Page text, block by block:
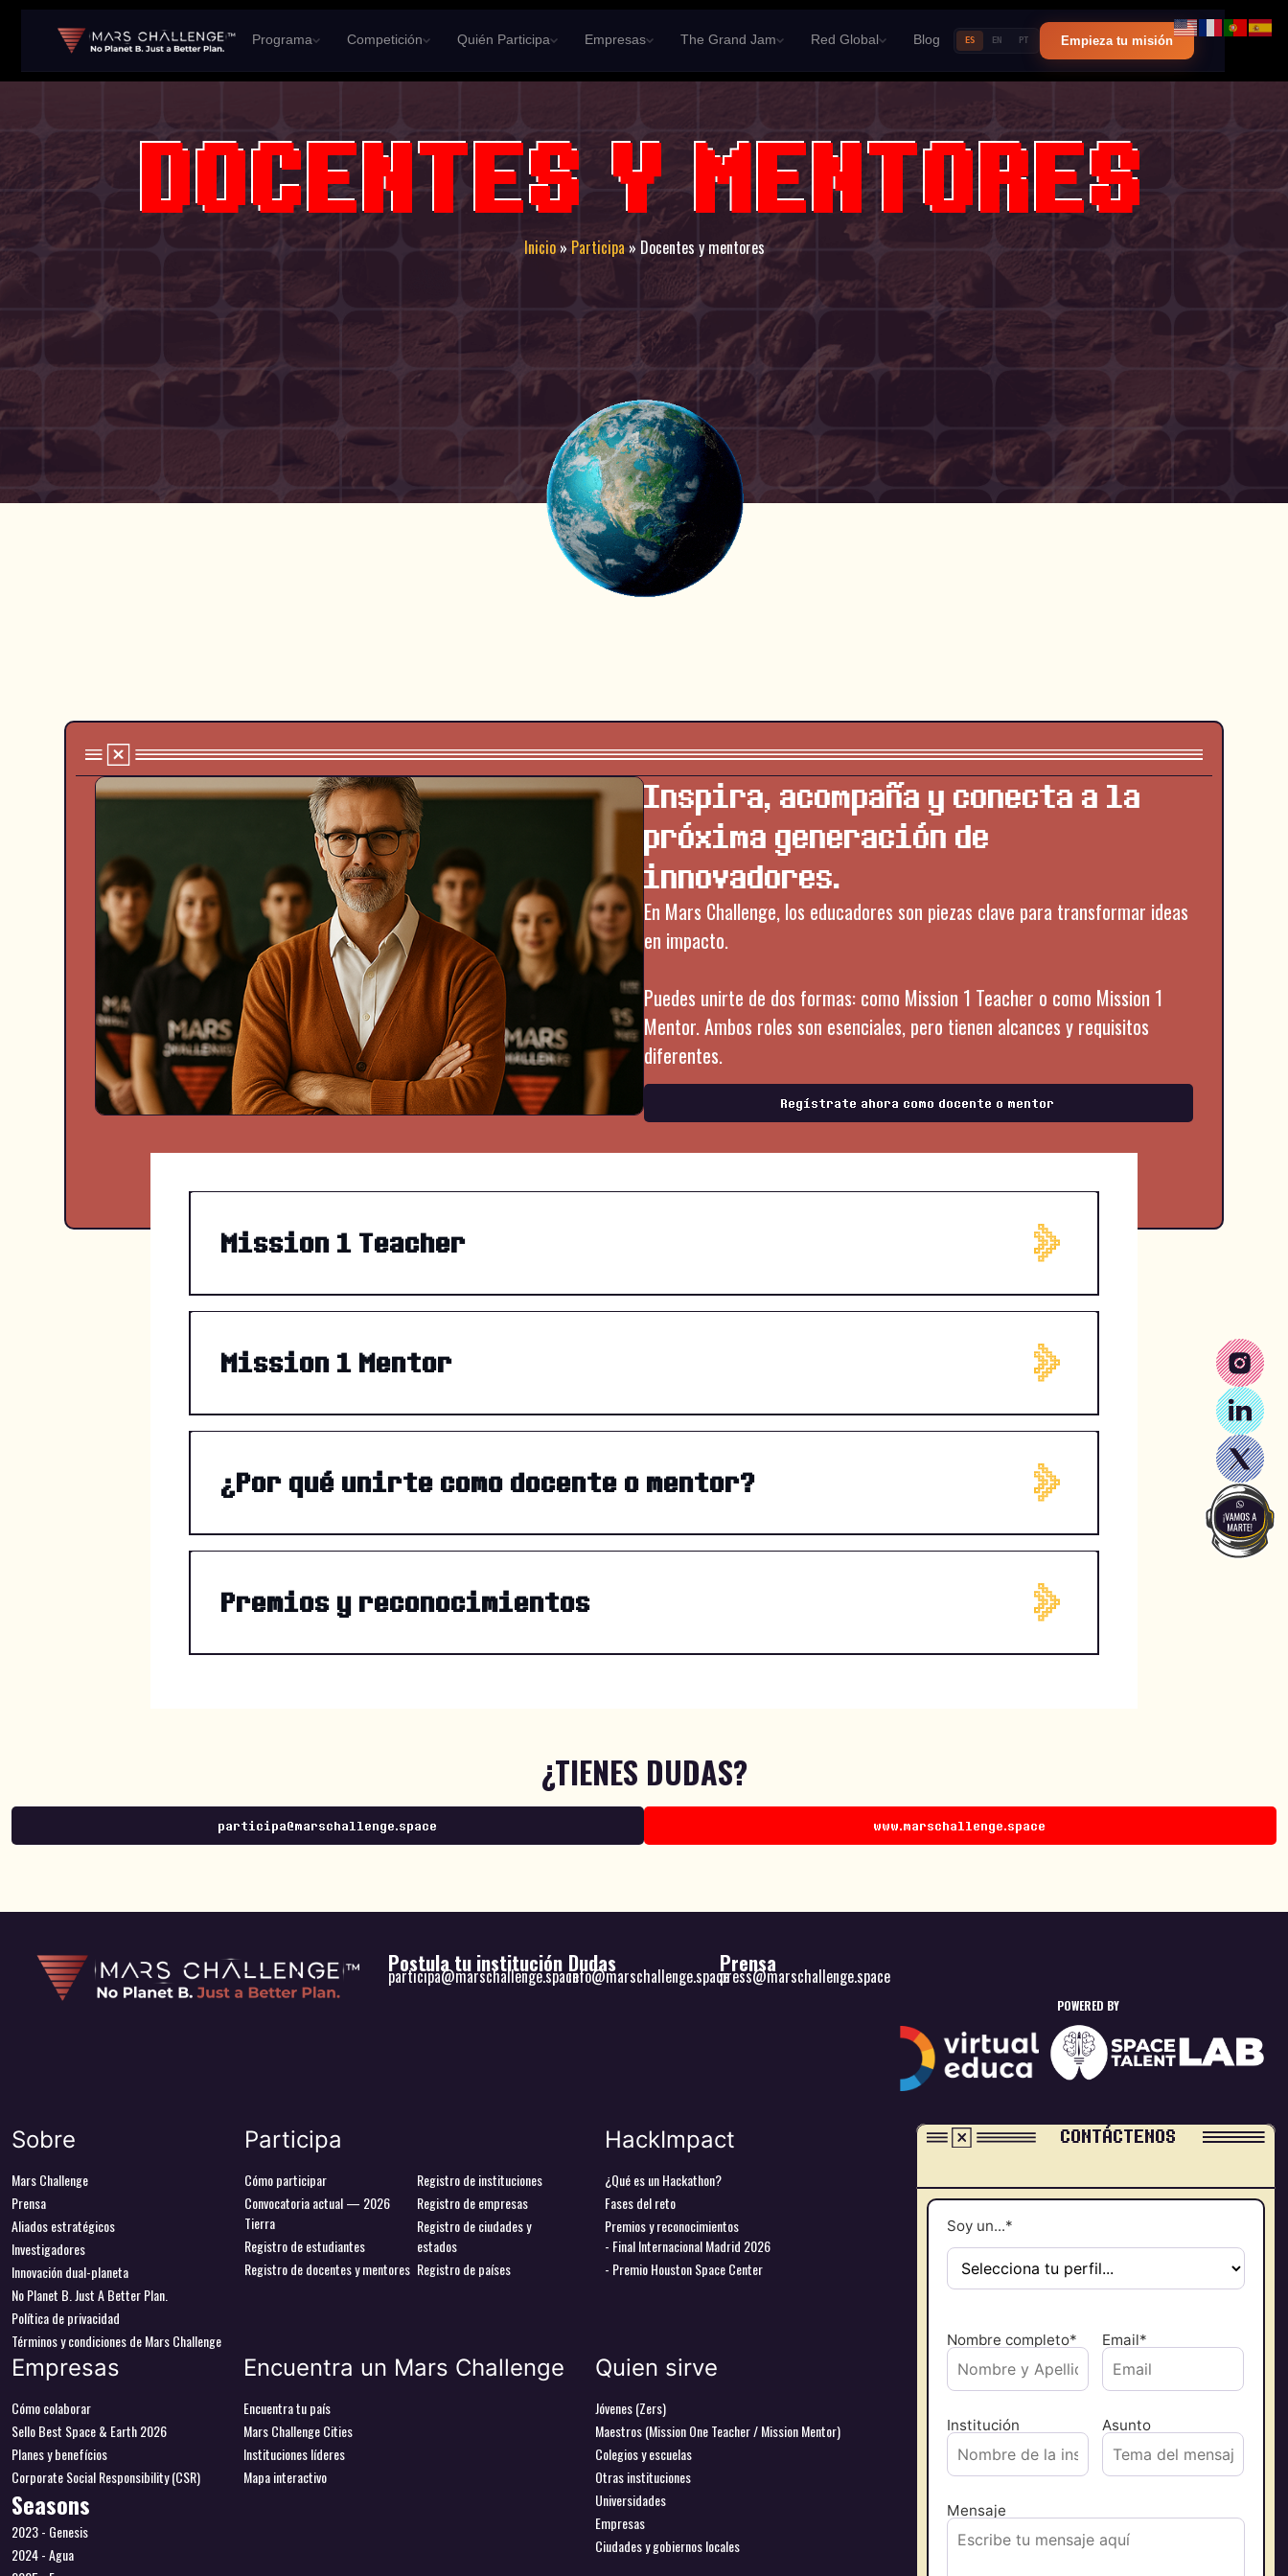
Programa Competición Quién Participa Empresas The Grand Jam Red Global Blog ES EN PT Empieza tu misión
DOCENTES Y MENTORES
Inicio»Participa » Docentes y mentores
Inspira, acompaña y conecta a la
próxima generación de
innovadores.
En Mars Challenge, los educadores son piezas clave para transformar ideas
en impacto.
Puedes unirte de dos formas: como Mission 1 Teacher o como Mission 1
Mentor. Ambos roles son esenciales, pero tienen alcances y requisitos
diferentes.
Regístrate ahora como docente o mentor
Mission 1 Teacher
Mission 1 Mentor
¿Por qué unirte como docente o mentor?
Premios y reconocimientos
¿TIENES DUDAS?
participa@marschallenge.space www.marschallenge.space
Postula tu institución
participa@marschallenge.spaceDudas
info@marschallenge.spacePrensa
press@marschallenge.space
POWERED BY
Sobre
Mars Challenge
Prensa
Aliados estratégicos
Investigadores
Innovación dual-planeta
No Planet B. Just A Better Plan.
Política de privacidad
Términos y condiciones de Mars Challenge
Participa
Cómo participar
Convocatoria actual — 2026
Tierra
Registro de estudiantes
Registro de docentes y mentores
Registro de instituciones
Registro de empresas
Registro de ciudades y
estados
Registro de países
HackImpact
¿Qué es un Hackathon?
Fases del reto
Premios y reconocimientos
- Final Internacional Madrid 2026
- Premio Houston Space Center
Empresas
Cómo colaborar
Sello Best Space & Earth 2026
Planes y benefícios
Corporate Social Responsibility (CSR)
Seasons
2023 - Genesis
2024 - Agua
Encuentra un Mars Challenge
Encuentra tu país
Mars Challenge Cities
Instituciones líderes
Mapa interactivo
Quien sirve
Jóvenes (Zers)
Maestros (Mission One Teacher / Mission Mentor)
Colegios y escuelas
Otras instituciones
Universidades
Empresas
Ciudades y gobiernos locales
CONTÁCTENOS
Soy un...*
Nombre completo* Email*
Institución Asunto
Mensaje